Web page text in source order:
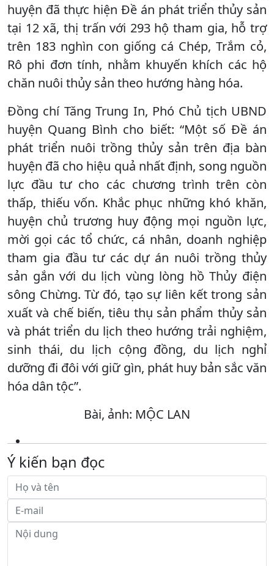
huyện đã thực hiện Đề án phát triển thủy sản
tại 12 xã, thị trấn với 293 hộ tham gia, hỗ trợ
trên 183 nghìn con giống cá Chép, Trắm cỏ,
Rô phi đơn tính, nhằm khuyến khích các hộ
chăn nuôi thủy sản theo hướng hàng hóa.
Đồng chí Tăng Trung In, Phó Chủ tịch UBND
huyện Quang Bình cho biết: “Một số Đề án
phát triển nuôi trồng thủy sản trên địa bàn
huyện đã cho hiệu quả nhất định, song nguồn
lực đầu tư cho các chương trình trên còn
thấp, thiếu vốn. Khắc phục những khó khăn,
huyện chủ trương huy động mọi nguồn lực,
mời gọi các tổ chức, cá nhân, doanh nghiệp
tham gia đầu tư các dự án nuôi trồng thủy
sản gắn với du lịch vùng lòng hồ Thủy điện
sông Chừng. Từ đó, tạo sự liên kết trong sản
xuất và chế biến, tiêu thụ sản phẩm thủy sản
và phát triển du lịch theo hướng trải nghiệm,
sinh thái, du lịch cộng đồng, du lịch nghỉ
dưỡng đi đôi với giữ gìn, phát huy bản sắc văn
hóa dân tộc”.
Bài, ảnh: MỘC LAN
Ý kiến bạn đọc